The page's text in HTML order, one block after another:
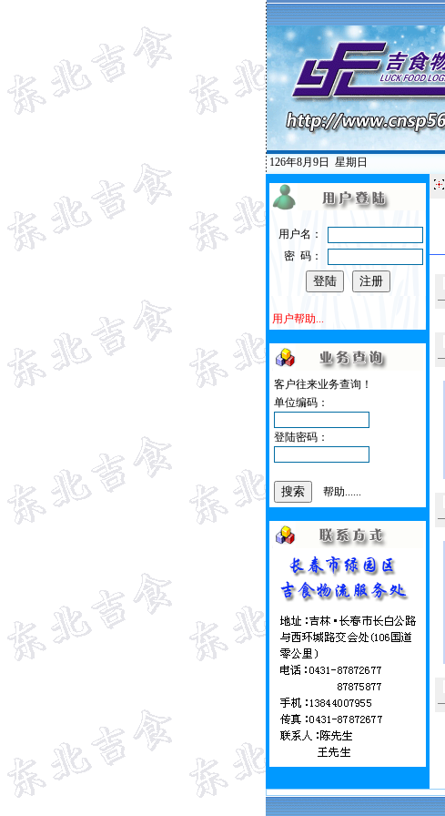
126年8月9日 星期日
用户名：
密 码：
用户帮助...
客户往来业务查询！
单位编码：
登陆密码：
帮助......